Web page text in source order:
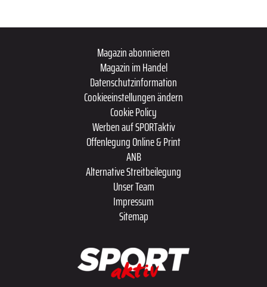
Magazin abonnieren
Magazin im Handel
Datenschutzinformation
Cookieeinstellungen ändern
Cookie Policy
Werben auf SPORTaktiv
Offenlegung Online & Print
ANB
Alternative Streitbeilegung
Unser Team
Impressum
Sitemap